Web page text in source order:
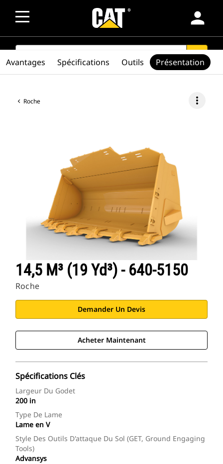
person
SEARCH search
Roche more_vert
14,5 M³ (19 Yd³) - 640-5150
Roche
Demander Un Devis
Acheter Maintenant
Spécifications Clés
Largeur Du Godet
200 in
Type De Lame
Lame en V
Style Des Outils D'attaque Du Sol (GET, Ground Engaging
Tools)
Advansys
Avantages Spécifications Outils Présentation